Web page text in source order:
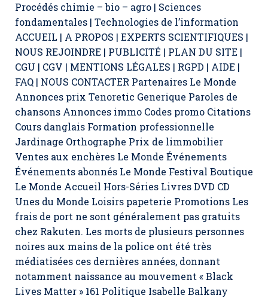
Procédés chimie – bio – agro | Sciences
fondamentales | Technologies de l’information
ACCUEIL | A PROPOS | EXPERTS SCIENTIFIQUES |
NOUS REJOINDRE | PUBLICITÉ | PLAN DU SITE |
CGU | CGV | MENTIONS LÉGALES | RGPD | AIDE |
FAQ | NOUS CONTACTER Partenaires Le Monde
Annonces prix Tenoretic Generique Paroles de
chansons Annonces immo Codes promo Citations
Cours danglais Formation professionnelle
Jardinage Orthographe Prix de limmobilier
Ventes aux enchères Le Monde Événements
Événements abonnés Le Monde Festival Boutique
Le Monde Accueil Hors-Séries Livres DVD CD
Unes du Monde Loisirs papeterie Promotions Les
frais de port ne sont généralement pas gratuits
chez Rakuten. Les morts de plusieurs personnes
noires aux mains de la police ont été très
médiatisées ces dernières années, donnant
notamment naissance au mouvement « Black
Lives Matter » 161 Politique Isabelle Balkany